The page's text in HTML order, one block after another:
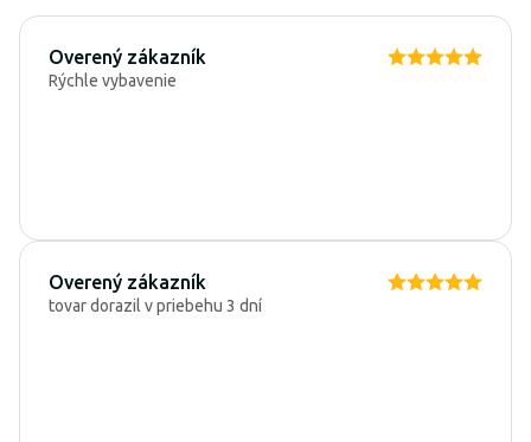
Overený zákazník
Rýchle vybavenie
Overený zákazník
tovar dorazil v priebehu 3 dní